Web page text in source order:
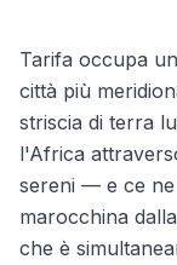
Tarifa occupa
città più
striscia di terra
l'Africa
sereni — e ce
marocchina
che è